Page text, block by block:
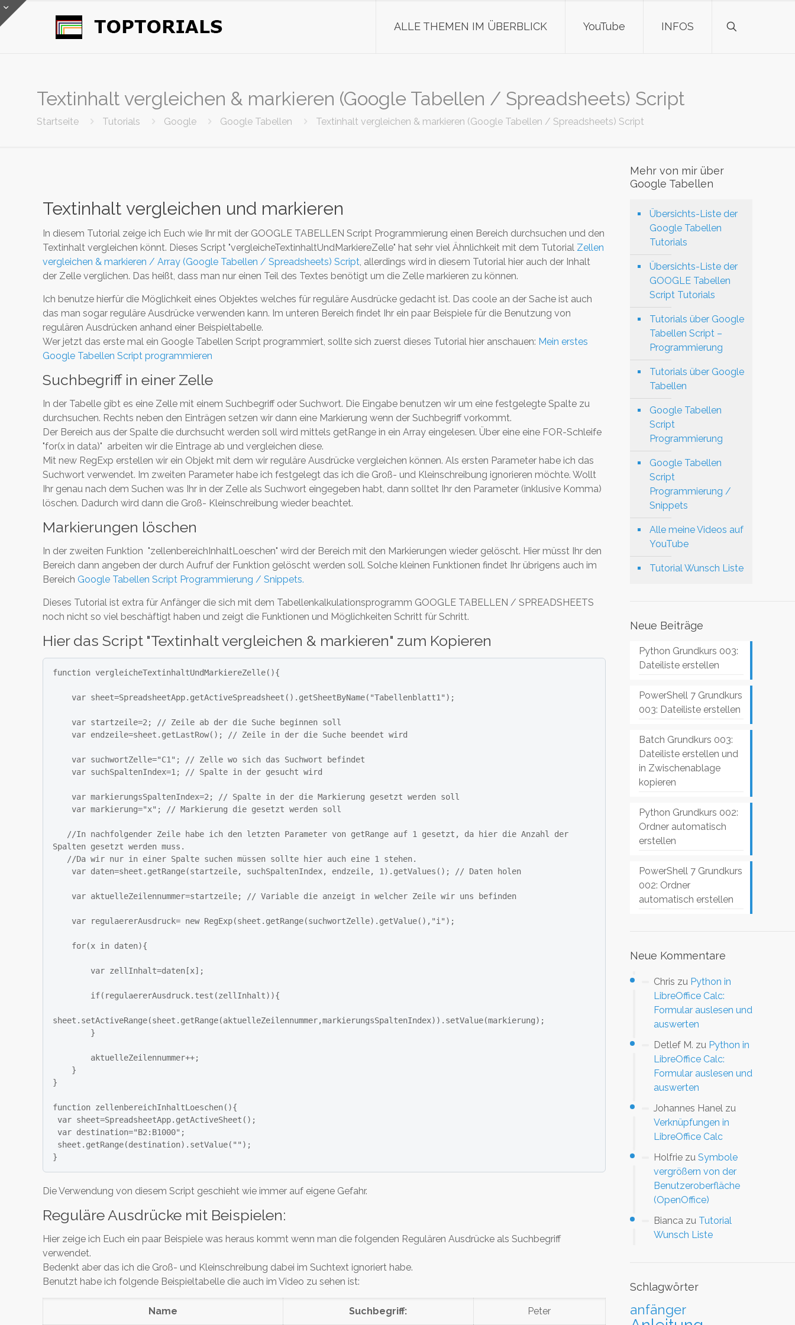
ALLE THEMEN IM ÜBERBLICK YouTube INFOS
Textinhalt vergleichen & markieren (Google Tabellen / Spreadsheets) Script
Startseite Tutorials Google Google Tabellen Textinhalt vergleichen & markieren (Google Tabellen / Spreadsheets) Script
Textinhalt vergleichen und markieren
In diesem Tutorial zeige ich Euch wie Ihr mit der GOOGLE TABELLEN Script Programmierung einen Bereich durchsuchen und den
Textinhalt vergleichen könnt. Dieses Script "vergleicheTextinhaltUndMarkiereZelle" hat sehr viel Ähnlichkeit mit dem Tutorial Zellen
vergleichen & markieren / Array (Google Tabellen / Spreadsheets) Script, allerdings wird in diesem Tutorial hier auch der Inhalt
der Zelle verglichen. Das heißt, dass man nur einen Teil des Textes benötigt um die Zelle markieren zu können.
Ich benutze hierfür die Möglichkeit eines Objektes welches für reguläre Ausdrücke gedacht ist. Das coole an der Sache ist auch
das man sogar reguläre Ausdrücke verwenden kann. Im unteren Bereich findet Ihr ein paar Beispiele für die Benutzung von
regulären Ausdrücken anhand einer Beispieltabelle.
Wer jetzt das erste mal ein Google Tabellen Script programmiert, sollte sich zuerst dieses Tutorial hier anschauen: Mein erstes
Google Tabellen Script programmieren
Suchbegriff in einer Zelle
In der Tabelle gibt es eine Zelle mit einem Suchbegriff oder Suchwort. Die Eingabe benutzen wir um eine festgelegte Spalte zu
durchsuchen. Rechts neben den Einträgen setzen wir dann eine Markierung wenn der Suchbegriff vorkommt.
Der Bereich aus der Spalte die durchsucht werden soll wird mittels getRange in ein Array eingelesen. Über eine eine FOR-Schleife
"for(x in data)" arbeiten wir die Eintrage ab und vergleichen diese.
Mit new RegExp erstellen wir ein Objekt mit dem wir reguläre Ausdrücke vergleichen können. Als ersten Parameter habe ich das
Suchwort verwendet. Im zweiten Parameter habe ich festgelegt das ich die Groß- und Kleinschreibung ignorieren möchte. Wollt
Ihr genau nach dem Suchen was Ihr in der Zelle als Suchwort eingegeben habt, dann solltet Ihr den Parameter (inklusive Komma)
löschen. Dadurch wird dann die Groß- Kleinschreibung wieder beachtet.
Markierungen löschen
In der zweiten Funktion "zellenbereichInhaltLoeschen" wird der Bereich mit den Markierungen wieder gelöscht. Hier müsst Ihr den
Bereich dann angeben der durch Aufruf der Funktion gelöscht werden soll. Solche kleinen Funktionen findet Ihr übrigens auch im
Bereich Google Tabellen Script Programmierung / Snippets.
Dieses Tutorial ist extra für Anfänger die sich mit dem Tabellenkalkulationsprogramm GOOGLE TABELLEN / SPREADSHEETS
noch nicht so viel beschäftigt haben und zeigt die Funktionen und Möglichkeiten Schritt für Schritt.
Hier das Script "Textinhalt vergleichen & markieren" zum Kopieren
function vergleicheTextinhaltUndMarkiereZelle(){
Spalten gesetzt werden muss.
sheet.setActiveRange(sheet.getRange(aktuelleZeilennummer,markierungsSpaltenIndex)).setValue(markierung);
}
function zellenbereichInhaltLoeschen(){
}
Die Verwendung von diesem Script geschieht wie immer auf eigene Gefahr.
Reguläre Ausdrücke mit Beispielen:
Hier zeige ich Euch ein paar Beispiele was heraus kommt wenn man die folgenden Regulären Ausdrücke als Suchbegriff
verwendet.
Bedenkt aber das ich die Groß- und Kleinschreibung dabei im Suchtext ignoriert habe.
Benutzt habe ich folgende Beispieltabelle die auch im Video zu sehen ist:
Name Suchbegriff: Peter
Mehr von mir über
Google Tabellen
Übersichts-Liste der
Google Tabellen
Tutorials
Übersichts-Liste der
GOOGLE Tabellen
Script Tutorials
Tutorials über Google
Tabellen Script –
Programmierung
Tutorials über Google
Tabellen
Google Tabellen
Script
Programmierung
Google Tabellen
Script
Programmierung /
Snippets
Alle meine Videos auf
YouTube
Tutorial Wunsch Liste
Neue Beiträge
Python Grundkurs 003:
Dateiliste erstellen
PowerShell 7 Grundkurs
003: Dateiliste erstellen
Batch Grundkurs 003:
Dateiliste erstellen und
in Zwischenablage
kopieren
Python Grundkurs 002:
Ordner automatisch
erstellen
PowerShell 7 Grundkurs
002: Ordner
automatisch erstellen
Neue Kommentare
Chris zu Python in
LibreOffice Calc:
Formular auslesen und
auswerten
Detlef M. zu Python in
LibreOffice Calc:
Formular auslesen und
auswerten
Johannes Hanel zu
Verknüpfungen in
LibreOffice Calc
Holfrie zu Symbole
vergrößern von der
Benutzeroberfläche
(OpenOffice)
Bianca zu Tutorial
Wunsch Liste
Schlagwörter
anfänger